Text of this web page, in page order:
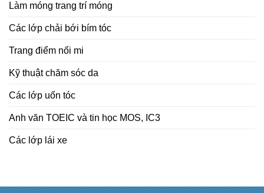
Làm móng trang trí móng
Các lớp chải bới bím tóc
Trang điểm nối mi
Kỹ thuật chăm sóc da
Các lớp uốn tóc
Anh văn TOEIC và tin học MOS, IC3
Các lớp lái xe